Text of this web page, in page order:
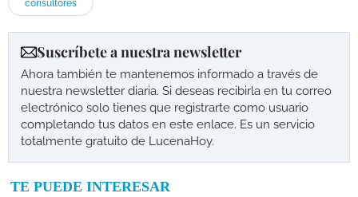
consultores
Suscríbete a nuestra newsletter
Ahora también te mantenemos informado a través de
nuestra newsletter diaria. Si deseas recibirla en tu correo
electrónico solo tienes que registrarte como usuario
completando tus datos en este enlace. Es un servicio
totalmente gratuito de LucenaHoy.
TE PUEDE INTERESAR